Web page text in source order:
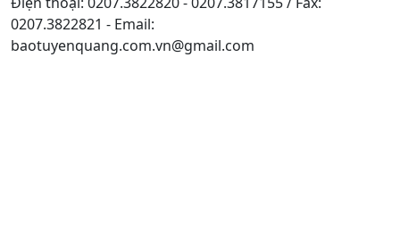
0207.3822821 - Email:
baotuyenquang.com.vn@gmail.com